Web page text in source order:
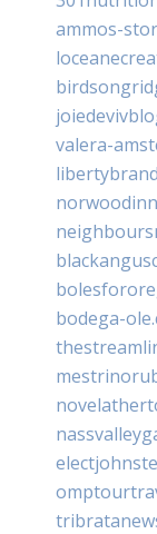
ammos-
valera-
bodega-